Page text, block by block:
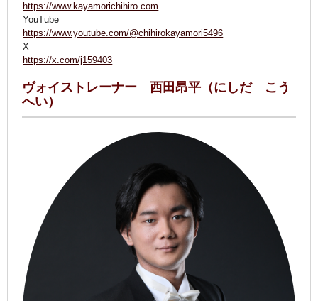
https://www.kayamorichihiro.com
YouTube
https://www.youtube.com/@chihirokayamori5496
X
https://x.com/j159403
ヴォイストレーナー 西田昂平（にしだ こう
へい）